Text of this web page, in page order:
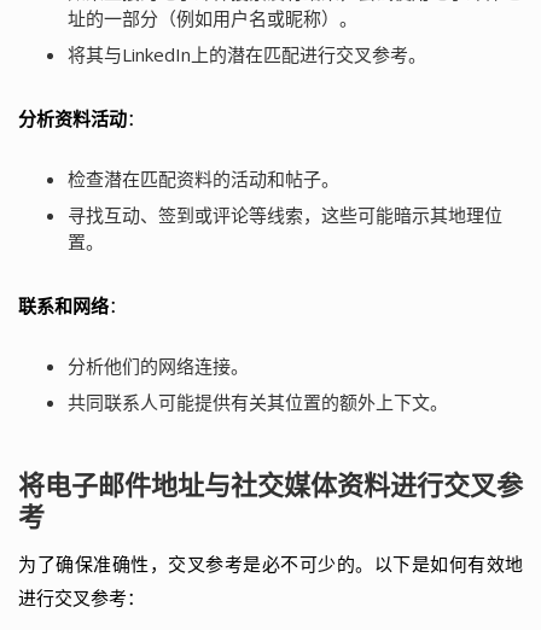
址的一部分（例如用户名或昵称）。
将其与LinkedIn上的潜在匹配进行交叉参考。
分析资料活动：
检查潜在匹配资料的活动和帖子。
寻找互动、签到或评论等线索，这些可能暗示其地理位
置。
联系和网络：
分析他们的网络连接。
共同联系人可能提供有关其位置的额外上下文。
将电子邮件地址与社交媒体资料进行交叉参
考
为了确保准确性，交叉参考是必不可少的。以下是如何有效地
进行交叉参考：